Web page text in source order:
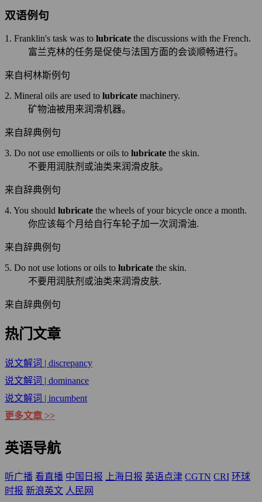
双语例句
1. Franklin's task was to lubricate the discussions with the French.
富兰克林的任务是促使与法国方面的会谈顺畅进行。
来自柯林斯例句
2. Mineral oils are used to lubricate machinery.
矿物油被用来润滑机器。
来自辞典例句
3. Do not use emollients or oils to lubricate the skin.
不要用润肤剂或油类来润滑皮肤。
来自辞典例句
4. You should lubricate the wheels of your bicycle once a month.
你应该每个月给自行车轮子加一次润滑油.
来自辞典例句
5. Do not use lotions or oils to lubricate the skin.
不要用润肤剂或油类来润滑皮肤.
来自辞典例句
热门文章
说文解词 | discrepancy
说文解词 | dominance
说文解词 | incumbent
更多文章 >>
英语导航
听广播 看直播 中国日报 上海日报 英语点津 CGTN CRI 环球
时报 新浪英文 人民网